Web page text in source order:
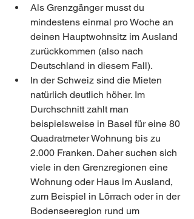
Als Grenzgänger musst du
mindestens einmal pro Woche an
deinen Hauptwohnsitz im Ausland
zurückkommen (also nach
Deutschland in diesem Fall).
In der Schweiz sind die Mieten
natürlich deutlich höher. Im
Durchschnitt zahlt man
beispielsweise in Basel für eine 80
Quadratmeter Wohnung bis zu
2.000 Franken. Daher suchen sich
viele in den Grenzregionen eine
Wohnung oder Haus im Ausland,
zum Beispiel in Lörrach oder in der
Bodenseeregion rund um